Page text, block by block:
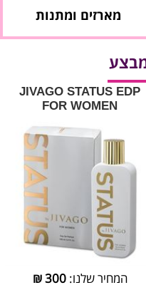
מארזים ומתנות
JIVAGO STATUS EDP
FOR WOMEN
המחיר שלנו:300
₪